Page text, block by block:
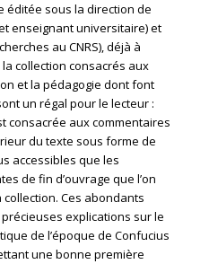
sous la direction de
enseignant universitaire) et
au CNRS), déjà à
collection consacrés aux
et la pédagogie dont font
un régal pour le lecteur :
consacrée aux commentaires
du texte sous forme de
accessibles que les
de fin d’ouvrage que l’on
Ces abondants
explications sur le
de l’époque de Confucius
une bonne première